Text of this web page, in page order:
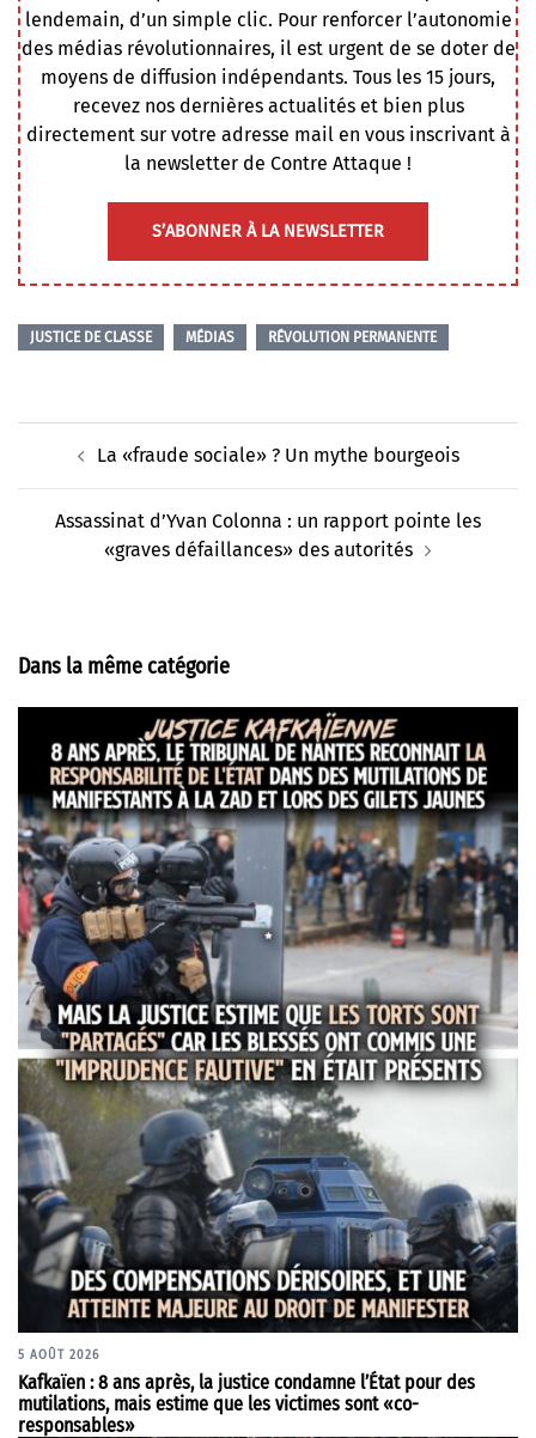
lendemain, d’un simple clic. Pour renforcer l’autonomie
des médias révolutionnaires, il est urgent de se doter de
moyens de diffusion indépendants. Tous les 15 jours,
recevez nos dernières actualités et bien plus
directement sur votre adresse mail en vous inscrivant à
la newsletter de Contre Attaque !
S’ABONNER À LA NEWSLETTER
JUSTICE DE CLASSE MÉDIAS RÉVOLUTION PERMANENTE
d’articleLa «fraude sociale» ? Un mythe bourgeois
Assassinat d’Yvan Colonna : un rapport pointe les
«graves défaillances» des autorités
Dans la même catégorie
5 AOÛT 2026
Kafkaïen : 8 ans après, la justice condamne l’État pour des
mutilations, mais estime que les victimes sont «co-
responsables»